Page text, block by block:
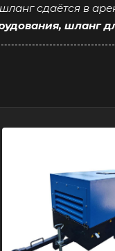
сдаётся в
шланг